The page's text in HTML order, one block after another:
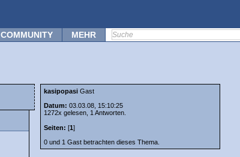
COMMUNITY MEHR
kasipopasi Gast
Datum: 03.03.08, 15:10:25
1272x gelesen, 1 Antworten.
Seiten: [1]
0 und 1 Gast betrachten dieses Thema.